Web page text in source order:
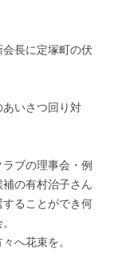
長に定塚町の伏
いさつ回り対
ブの理事会・例
の有村治子さん
ることができ何
へ花束を。